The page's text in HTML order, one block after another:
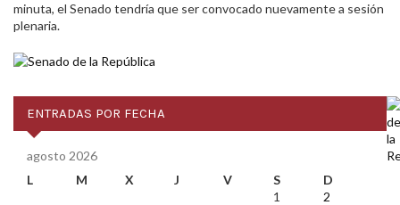
minuta, el Senado tendría que ser convocado nuevamente a sesión
plenaria.
ENTRADAS POR FECHA
agosto 2026
L
M X J V S
D
1
2